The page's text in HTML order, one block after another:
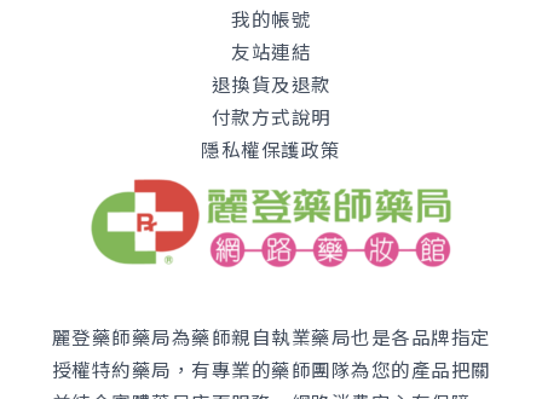
我的帳號
友站連結
退換貨及退款
付款方式說明
隱私權保護政策
麗登藥師藥局為藥師親自執業藥局也是各品牌指定
授權特約藥局，有專業的藥師團隊為您的產品把關